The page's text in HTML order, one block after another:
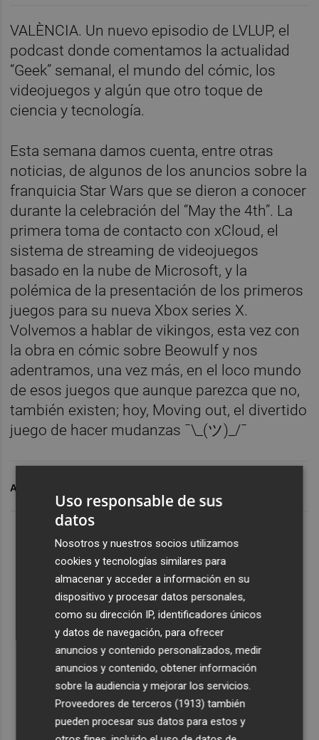
VALÈNCIA. Un nuevo episodio de LVLUP, el
podcast donde comentamos la actualidad
“Geek” semanal, el mundo del cómic, los
videojuegos y algún que otro toque de
ciencia y tecnología.
Esta semana damos cuenta, entre otras
noticias, de algunos de los anuncios sobre la
franquicia Star Wars que se dieron a conocer
durante la celebración del “May the 4th”. La
primera toma de contacto con xCloud, el
sistema de streaming de videojuegos
basado en la nube de Microsoft, y la
polémica de la presentación de los primeros
juegos para su nueva Xbox series X.
Volvemos a hablar de vikingos, esta vez con
la obra en cómic sobre Beowulf y nos
adentramos, una vez más, en el loco mundo
de esos juegos que aunque parezca que no,
también existen; hoy, Moving out, el divertido
juego de hacer mudanzas ¯\_(ツ)_/¯
ARCHIVADO EN
Uso responsable de sus
datos
Nosotros y nuestros socios utilizamos
cookies y tecnologías similares para
almacenar y acceder a información en su
dispositivo y procesar datos personales,
como su dirección IP, identificadores únicos
y datos de navegación, para ofrecer
anuncios y contenido personalizados, medir
anuncios y contenido, obtener información
sobre la audiencia y mejorar los servicios.
Proveedores de terceros (1913) también
pueden procesar sus datos para estos y